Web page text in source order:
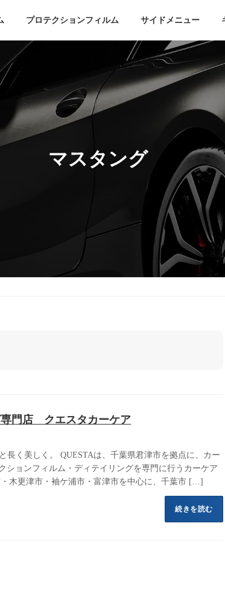
プロテクションフィルム サイドメニュー
マスタング
専門店 クエスタカーケア
長く美しく。 QUESTAは、千葉県君津市を拠点に、カー
ションフィルム・ディテイリングを専門に行うカーケア
木更津市・袖ケ浦市・富津市を中心に、千葉市 […]
続きを読む